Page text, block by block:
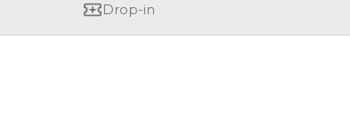
Drop-in